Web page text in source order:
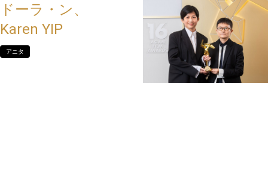
ドーラ・ン、
Karen YIP
アニタ